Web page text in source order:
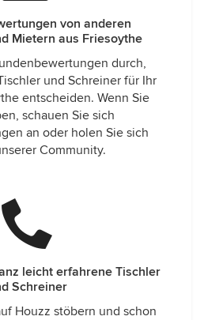
von anderen
Mietern aus Friesoythe
durch,
und Schreiner für Ihr
entscheiden. Wenn Sie
schauen Sie sich
an oder holen Sie sich
Community.
leicht erfahrene Tischler
Schreiner
Houzz stöbern und schon